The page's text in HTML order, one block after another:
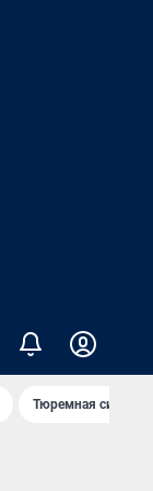
Тюремная